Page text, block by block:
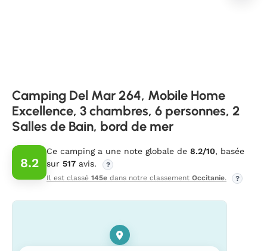
Camping Del Mar 264, Mobile Home
Excellence, 3 chambres, 6 personnes, 2
Salles de Bain, bord de mer
8.2
Ce camping a une note globale de 8.2/10, basée
sur 517 avis.
?
Il est classé 145e dans notre classement Occitanie. ?